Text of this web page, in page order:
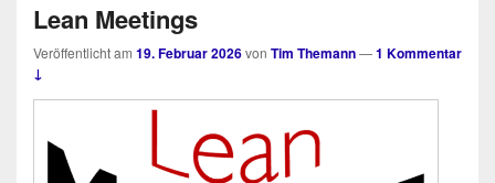
Lean Meetings
Veröffentlicht am 19. Februar 2026von Tim Themann—1 Kommentar
↓